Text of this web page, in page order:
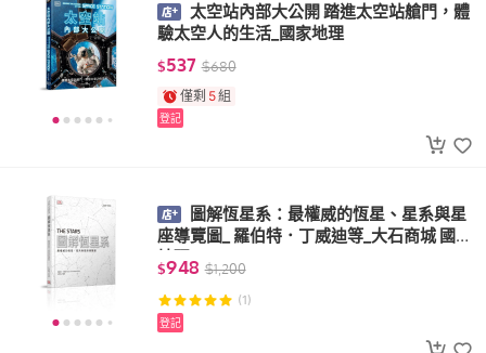
太空站內部大公開 踏進太空站艙門，體
驗太空人的生活_國家地理
$537 $680
僅剩 5組
登記
圖解恆星系：最權威的恆星、星系與星
座導覽圖_ 羅伯特．丁威迪等_大石商城 國家
地理
$948 $1,200
(1)
登記